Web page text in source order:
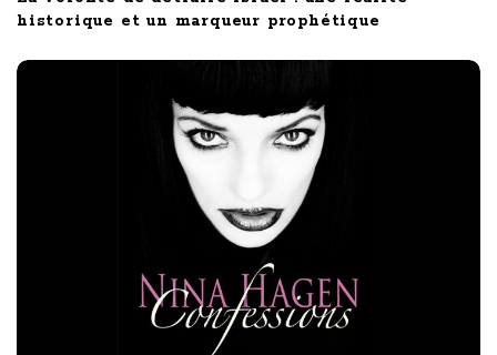
historique et un marqueur prophétique